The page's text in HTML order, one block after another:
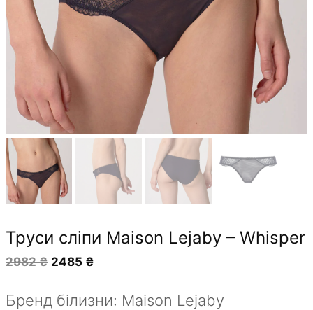
Труси сліпи Maison Lejaby – Whisper
2982₴ Оригінальна
2982 ₴.
2485 ₴
2485 ₴.
Бренд білизни: Maison Lejaby